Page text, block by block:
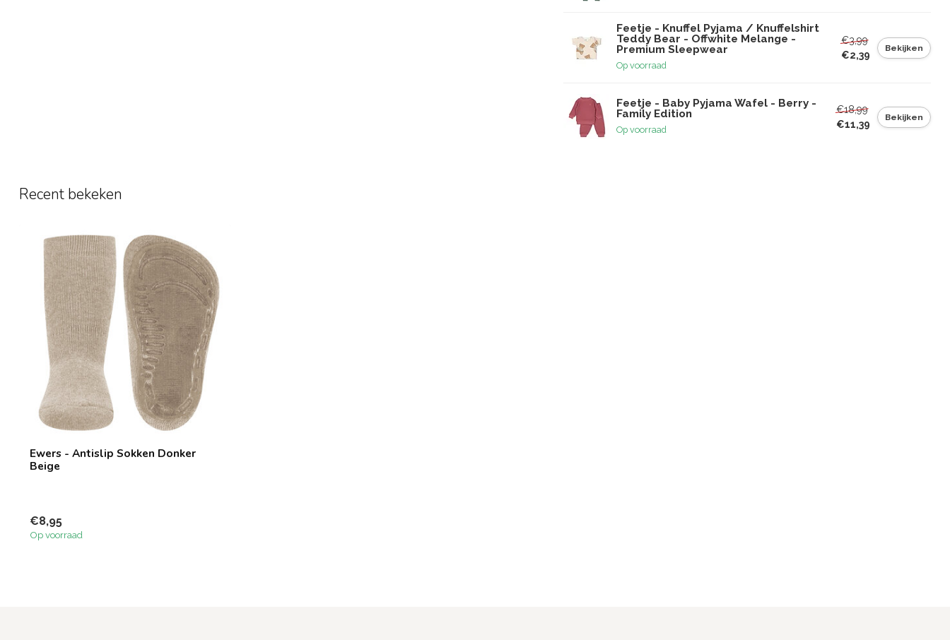
Feetje - Knuffel Pyjama / Knuffelshirt
Teddy Bear - Offwhite Melange -
Premium Sleepwear
Op voorraad
€3,99
€2,39
Bekijken
Feetje - Baby Pyjama Wafel - Berry -
Family Edition
Op voorraad
€18,99
€11,39
Bekijken
Recent bekeken
Ewers - Antislip Sokken Donker
Beige
€8,95
Op voorraad